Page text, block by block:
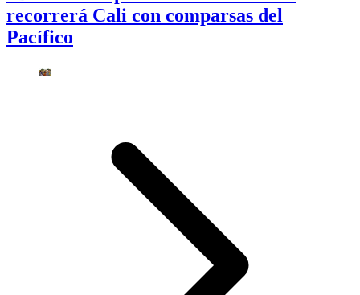
recorrerá Cali con comparsas del
Pacífico